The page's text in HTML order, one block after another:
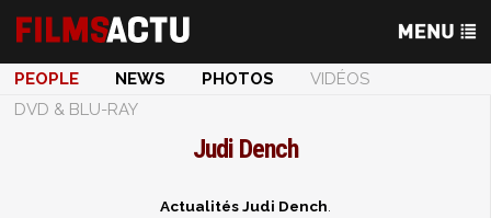
PEOPLE NEWS PHOTOS
VIDÉOS
DVD & BLU-RAY
Judi Dench
Actualités Judi Dench